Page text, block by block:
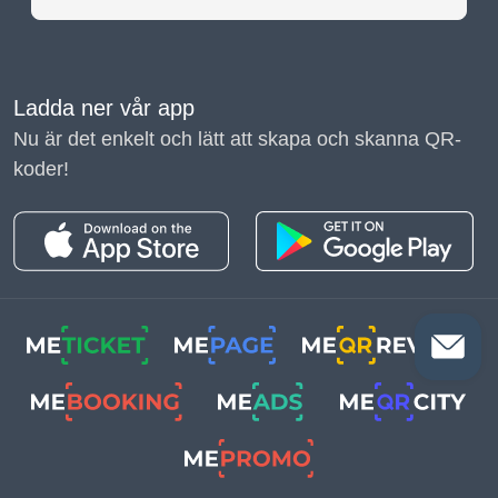
Ladda ner vår app
Nu är det enkelt och lätt att skapa och skanna QR-
koder!